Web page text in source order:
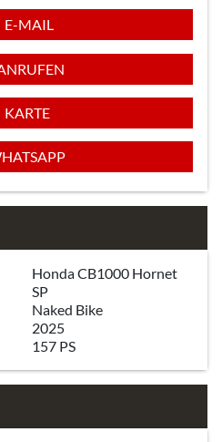
E-MAIL
KARTE
Honda CB1000 Hornet
SP
Naked Bike
2025
157 PS